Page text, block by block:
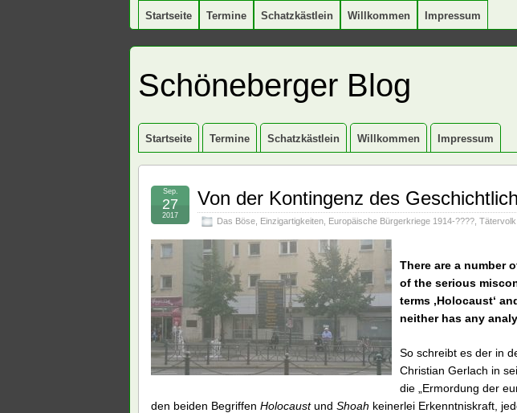
Startseite Termine Schatzkästlein Willkommen Impressum
Schöneberger Blog
Startseite Termine Schatzkästlein Willkommen Impressum
Von der Kontingenz des
Das Böse Einzigartigkeiten Europäische Bürgerkriege 1914-???? Tätervolk
Sep.
27
2017
There are a number
of the serious
terms ‚Holocaust‘
neither has any
So schreibt es der in
Christian Gerlach in
die „Ermordung der
den beiden Begriffen Holocaustund Shoah keinerlei Erkenntniskraft,